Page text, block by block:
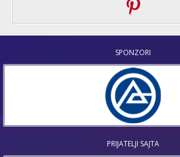
SPONZORI
PRIJATELJI SAJTA